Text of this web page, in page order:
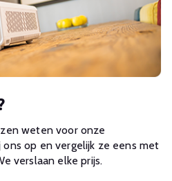
weten voor onze
ons op en vergelijk ze eens met
verslaan elke prijs.